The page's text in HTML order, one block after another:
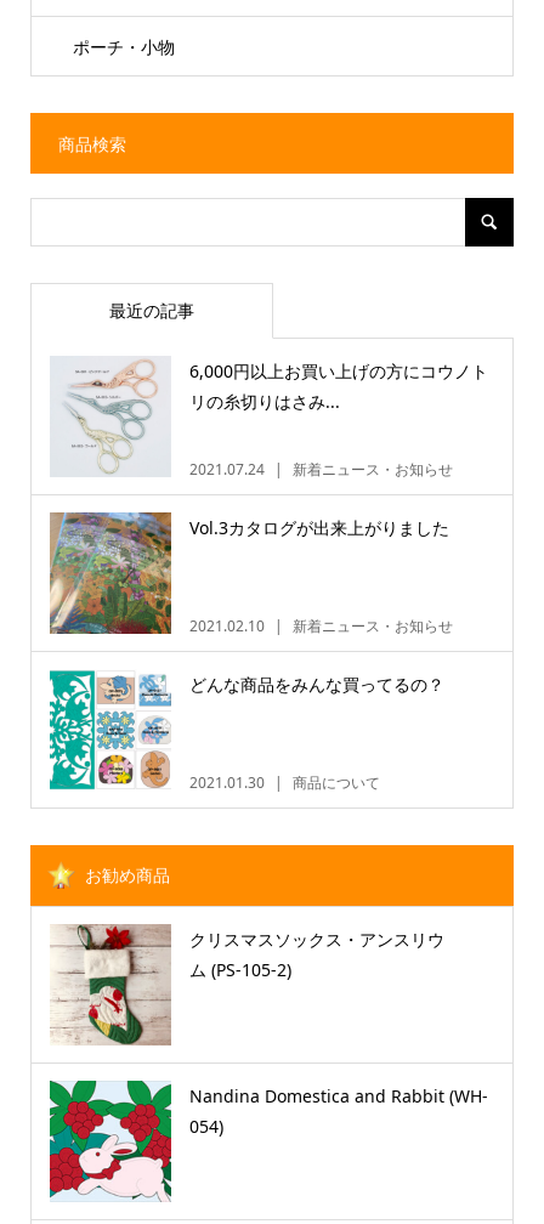
ポーチ・小物
商品検索
最近の記事
6,000円以上お買い上げの方にコウノト
リの糸切りはさみ...
2021.07.24 新着ニュース・お知らせ
Vol.3カタログが出来上がりました
2021.02.10 新着ニュース・お知らせ
どんな商品をみんな買ってるの？
2021.01.30 商品について
お勧め商品
クリスマスソックス・アンスリウ
ム (PS-105-2)
Nandina Domestica and Rabbit (WH-
054)